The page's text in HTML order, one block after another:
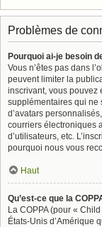
Problèmes de
Pourquoi ai-je besoin
Vous n’êtes pas dans
peuvent limiter la
inscrivant, vous pouvez
supplémentaires qui ne
d’avatars
courriers électroniques
d’utilisateurs, etc.
pourquoi nous vous
Haut
Qu’est-ce que la
La COPPA (pour «
États-Unis d’Amérique